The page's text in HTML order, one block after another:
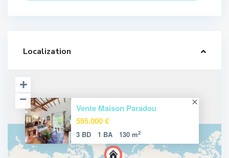
Localization
Vente Maison Paradou
595.000 €
3 BD 1 BA 130 m2